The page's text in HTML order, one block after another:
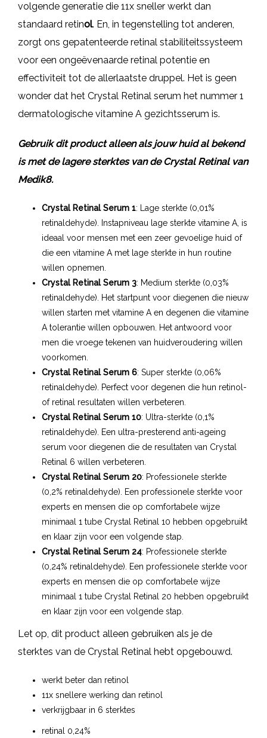
volgende generatie die 11x sneller werkt dan
standaard retinol. En, in tegenstelling tot anderen,
zorgt ons gepatenteerde retinal stabiliteitssysteem
voor een ongeëvenaarde retinal potentie en
effectiviteit tot de allerlaatste druppel. Het is geen
wonder dat het Crystal Retinal serum het nummer 1
dermatologische vitamine A gezichtsserum is.
Gebruik dit product alleen als jouw huid al bekend
is met de lagere sterktes van de Crystal Retinal van
Medik8.
Crystal Retinal Serum 1: Lage sterkte (0,01%
retinaldehyde). Instapniveau lage sterkte vitamine A, is
ideaal voor mensen met een zeer gevoelige huid of
die een vitamine A met lage sterkte in hun routine
willen opnemen.
Crystal Retinal Serum 3: Medium sterkte (0,03%
retinaldehyde). Het startpunt voor diegenen die nieuw
willen starten met vitamine A en degenen die vitamine
A tolerantie willen opbouwen. Het antwoord voor
men die vroege tekenen van huidveroudering willen
voorkomen.
Crystal Retinal Serum 6: Super sterkte (0,06%
retinaldehyde). Perfect voor degenen die hun retinol-
of retinal resultaten willen verbeteren.
Crystal Retinal Serum 10: Ultra-sterkte (0,1%
retinaldehyde). Een ultra-presterend anti-ageing
serum voor diegenen die de resultaten van Crystal
Retinal 6 willen verbeteren.
Crystal Retinal Serum 20: Professionele sterkte
(0,2% retinaldehyde). Een professionele sterkte voor
experts en mensen die op comfortabele wijze
minimaal 1 tube Crystal Retinal 10 hebben opgebruikt
en klaar zijn voor een volgende stap.
Crystal Retinal Serum 24: Professionele sterkte
(0,24% retinaldehyde). Een professionele sterkte voor
experts en mensen die op comfortabele wijze
minimaal 1 tube Crystal Retinal 20 hebben opgebruikt
en klaar zijn voor een volgende stap.
Let op, dit product alleen gebruiken als je de
sterktes van de Crystal Retinal hebt opgebouwd.
werkt beter dan retinol
11x snellere werking dan retinol
verkrijgbaar in 6 sterktes
retinal 0,24%